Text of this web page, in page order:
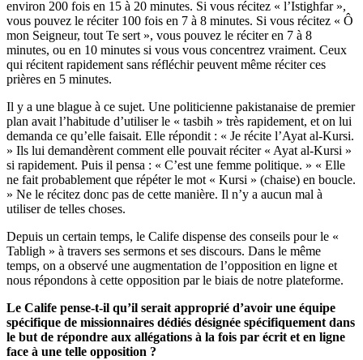
environ 200 fois en 15 à 20 minutes. Si vous récitez « l’Istighfar »,
vous pouvez le réciter 100 fois en 7 à 8 minutes. Si vous récitez « Ô
mon Seigneur, tout Te sert », vous pouvez le réciter en 7 à 8
minutes, ou en 10 minutes si vous vous concentrez vraiment. Ceux
qui récitent rapidement sans réfléchir peuvent même réciter ces
prières en 5 minutes.
Il y a une blague à ce sujet. Une politicienne pakistanaise de premier
plan avait l’habitude d’utiliser le « tasbih » très rapidement, et on lui
demanda ce qu’elle faisait. Elle répondit : « Je récite l’Ayat al-Kursi.
» Ils lui demandèrent comment elle pouvait réciter « Ayat al-Kursi »
si rapidement. Puis il pensa : « C’est une femme politique. » « Elle
ne fait probablement que répéter le mot « Kursi » (chaise) en boucle.
» Ne le récitez donc pas de cette manière. Il n’y a aucun mal à
utiliser de telles choses.
Depuis un certain temps, le Calife dispense des conseils pour le «
Tabligh » à travers ses sermons et ses discours. Dans le même
temps, on a observé une augmentation de l’opposition en ligne et
nous répondons à cette opposition par le biais de notre plateforme.
Le Calife pense-t-il qu’il serait approprié d’avoir une équipe
spécifique de missionnaires dédiés désignée spécifiquement dans
le but de répondre aux allégations à la fois par écrit et en ligne
face à une telle opposition ?